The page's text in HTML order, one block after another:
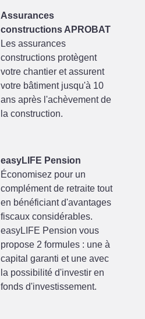
Assurances
constructions APROBAT
Les assurances
constructions protègent
votre chantier et assurent
votre bâtiment jusqu'à 10
ans après l'achèvement de
la construction.
easyLIFE Pension
Économisez pour un
complément de retraite tout
en bénéficiant d'avantages
fiscaux considérables.
easyLIFE Pension vous
propose 2 formules : une à
capital garanti et une avec
la possibilité d'investir en
fonds d'investissement.